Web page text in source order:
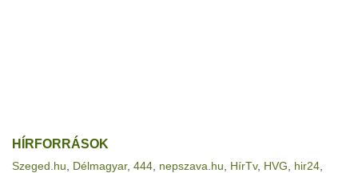
HÍRFORRÁSOK
Szeged.hu Délmagyar, 444 nepszava.hu HírTv, HVG hir24